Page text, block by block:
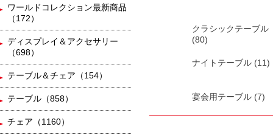
ワールドコレクション最新商品
（172）
ディスプレイ＆アクセサリー
（698）
テーブル＆チェア（154）
テーブル（858）
チェア（1160）
クラシックテーブル
(80)
ナイトテーブル (11)
宴会用テーブル (7)